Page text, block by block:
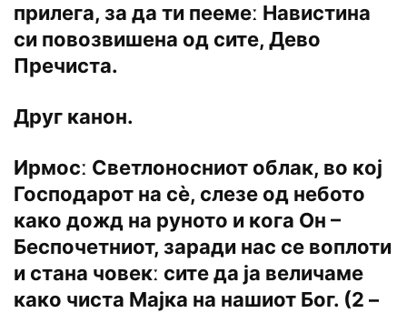
прилега, за да ти пеемеː Навистина
си повозвишена од сите, Дево
Пречиста.
Друг канон.
Ирмосː Светлоносниот облак, во кој
Господарот на сѐ, слезе од небото
како дожд на руното и кога Он –
Беспочетниот, заради нас се воплоти
и стана човекː сите да ја величаме
како чиста Мајка на нашиот Бог. (2 –